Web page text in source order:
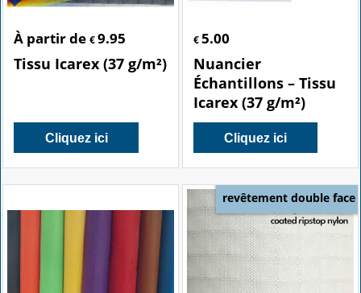
À partir de € 9.95
Tissu Icarex (37 g/m²)
Cliquez ici
€5.00
Nuancier
Échantillons – Tissu
Icarex (37 g/m²)
Cliquez ici
revêtement double face